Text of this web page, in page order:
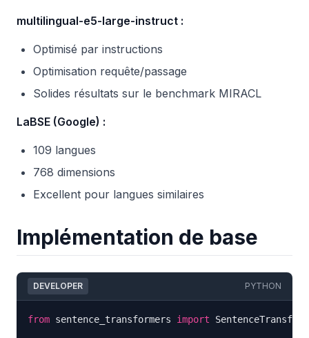
multilingual-e5-large-instruct :
Optimisé par instructions
Optimisation requête/passage
Solides résultats sur le benchmark MIRACL
LaBSE (Google) :
109 langues
768 dimensions
Excellent pour langues similaires
Implémentation de base
DEVELOPER PYTHON
from sentence_transformers import